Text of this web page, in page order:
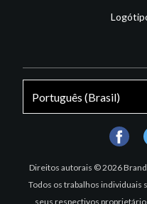
Direitos autorais © 2026
Todos os trabalhos individuais
seus respectivos